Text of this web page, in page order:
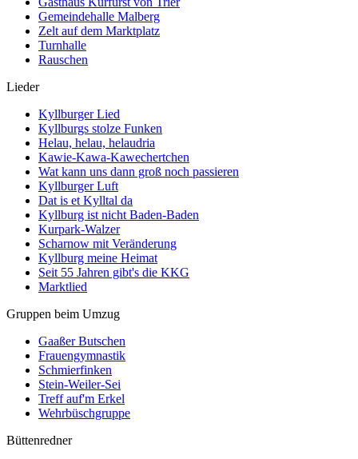
Gemeindehalle Malberg
Zelt auf dem Marktplatz
Turnhalle
Rauschen
Lieder
Kyllburger Lied
Kyllburgs stolze Funken
Helau, helau, helaudria
Kawie-Kawa-Kawechertchen
Wat kann uns dann groß noch passieren
Kyllburger Luft
Dat is et Kylltal da
Kyllburg ist nicht Baden-Baden
Kurpark-Walzer
Scharnow mit Veränderung
Kyllburg meine Heimat
Seit 55 Jahren gibt's die KKG
Marktlied
Gruppen beim Umzug
Gaaßer Butschen
Frauengymnastik
Schmierfinken
Stein-Weiler-Sei
Treff auf'm Erkel
Wehrbüschgruppe
Büttenredner